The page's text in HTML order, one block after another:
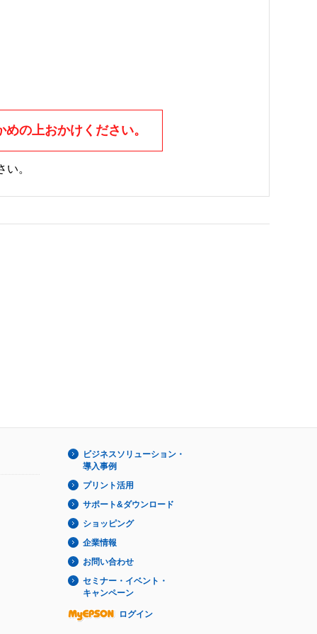
の上おかけください。
い。
ビジネスソリューション・
導入事例
プリント活用
サポート&ダウンロード
ショッピング
企業情報
お問い合わせ
セミナー・イベント・
キャンペーン
ログイン